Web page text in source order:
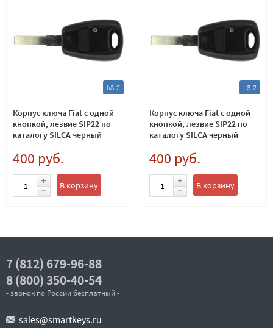
fi8-2
Корпус ключа Fiat с одной
кнопкой, лезвие SIP22 по
каталогу SILCA черный
400 руб.
В корзину
fi8-2
Корпус ключа Fiat с одной
кнопкой, лезвие SIP22 по
каталогу SILCA черный
400 руб.
В корзину
7 (812) 679-96-88
8 (800) 350-40-54
- звонок по России бесплатный -
sales@smartkeys.ru